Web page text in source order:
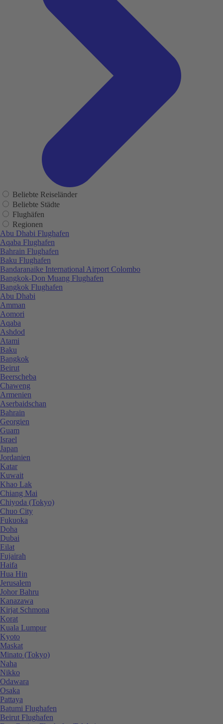
Beliebte Reiseländer
Beliebte Städte
Flughäfen
Regionen
Abu Dhabi Flughafen
Aqaba Flughafen
Bahrain Flughafen
Baku Flughafen
Bandaranaike International Airport Colombo
Bangkok-Don Muang Flughafen
Bangkok Flughafen
Abu Dhabi
Amman
Aomori
Aqaba
Ashdod
Atami
Baku
Bangkok
Beirut
Beerscheba
Chaweng
Armenien
Aserbaidschan
Bahrain
Georgien
Guam
Israel
Japan
Jordanien
Katar
Kuwait
Khao Lak
Chiang Mai
Chiyoda (Tokyo)
Chuo City
Fukuoka
Doha
Dubai
Eilat
Fujairah
Haifa
Hua Hin
Jerusalem
Johor Bahru
Kanazawa
Kirjat Schmona
Korat
Kuala Lumpur
Kyoto
Maskat
Minato (Tokyo)
Naha
Nikko
Odawara
Osaka
Pattaya
Batumi Flughafen
Beirut Flughafen